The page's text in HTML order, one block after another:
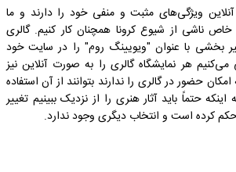
آنلاین ویژگی‌های مثبت و منفی خود را دارند و ما
ناشی از شیوع کرونا همچنان کار کنیم. گالری
بخشی با عنوان "ویویینگ روم" را در سایت خود
هر نمایشگاه گالری را به صورت آنلاین نیز
امکان حضور در گالری را ندارند بتوانند از آن استفاده
اینکه حتماً باید آثار هنری را از نزدیک ببینیم تغییر
کرده است و انتخاب دیگری وجود ندارد.